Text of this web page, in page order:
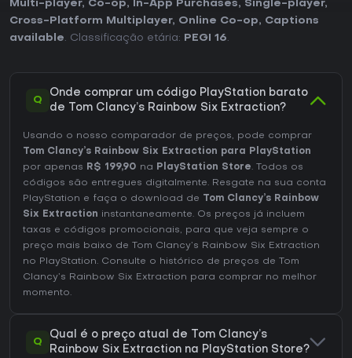
Multi-player, Co-op, In-App Purchases, Single-player,
Cross-Platform Multiplayer, Online Co-op, Captions
available. Classificação etária: PEGI 16.
Q
Onde comprar um código PlayStation barato
de Tom Clancy’s Rainbow Six Extraction?
Usando o nosso comparador de preços, pode comprar
Tom Clancy’s Rainbow Six Extraction para PlayStation
por apenas R$ 199,90 na PlayStation Store. Todos os
códigos são entregues digitalmente. Resgate na sua conta
PlayStation e faça o download de
Tom Clancy’s Rainbow
Six Extraction instantaneamente. Os preços já incluem
taxas e códigos promocionais, para que veja sempre o
preço mais baixo de Tom Clancy’s Rainbow Six Extraction
no PlayStation. Consulte o histórico de preços de Tom
Clancy’s Rainbow Six Extraction para comprar no melhor
momento.
Q
Qual é o preço atual de Tom Clancy’s
Rainbow Six Extraction na PlayStation Store?